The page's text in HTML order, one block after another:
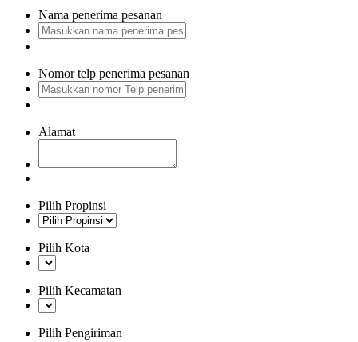
Nama penerima pesanan
Nomor telp penerima pesanan
Alamat
Pilih Propinsi
Pilih Kota
Pilih Kecamatan
Pilih Pengiriman